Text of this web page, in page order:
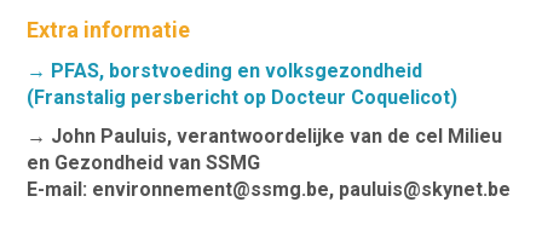
Extra informatie
→ PFAS, borstvoeding en volksgezondheid
(Franstalig persbericht op Docteur Coquelicot)
→ John Pauluis, verantwoordelijke van de cel Milieu
en Gezondheid van SSMG
E-mail: environnement@ssmg.be, pauluis@skynet.be